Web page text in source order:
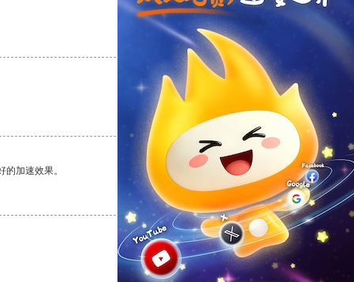
支持
反对 [0]
加速效果。
支持[0] 反对[0]